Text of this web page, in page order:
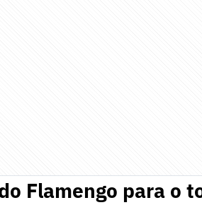
Flamengo para o